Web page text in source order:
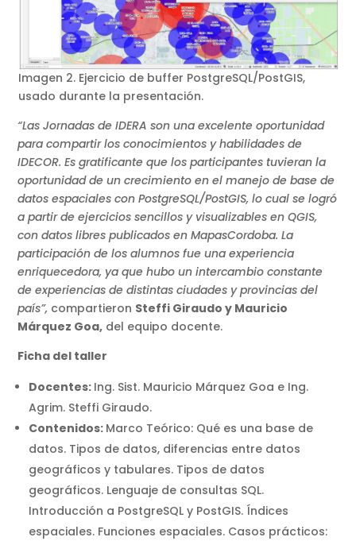
Imagen 2. Ejercicio de buffer PostgreSQL/PostGIS,
usado durante la presentación.
“Las Jornadas de IDERA son una excelente oportunidad
para compartir los conocimientos y habilidades de
IDECOR. Es gratificante que los participantes tuvieran la
oportunidad de un crecimiento en el manejo de base de
datos espaciales con PostgreSQL/PostGIS, lo cual se logró
a partir de ejercicios sencillos y visualizables en QGIS,
con datos libres publicados en MapasCordoba. La
participación de los alumnos fue una experiencia
enriquecedora, ya que hubo un intercambio constante
de experiencias de distintas ciudades y provincias del
país”, compartieron Steffi Giraudo y Mauricio
Márquez Goa, del equipo docente.
Ficha del taller
Docentes: Ing. Sist. Mauricio Márquez Goa e Ing.
Agrim. Steffi Giraudo.
Contenidos: Marco Teórico: Qué es una base de
datos. Tipos de datos, diferencias entre datos
geográficos y tabulares. Tipos de datos
geográficos. Lenguaje de consultas SQL.
Introducción a PostgreSQL y PostGIS. Índices
espaciales. Funciones espaciales. Casos prácticos: